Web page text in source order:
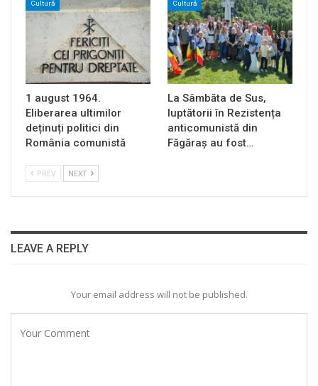
Cultură
1 august 1964.
Eliberarea ultimilor
deținuți politici din
România comunistă
Cultură
La Sâmbăta de Sus,
luptătorii în Rezistența
anticomunistă din
Făgăraș au fost…
PREV NEXT
LEAVE A REPLY
Your email address will not be published.